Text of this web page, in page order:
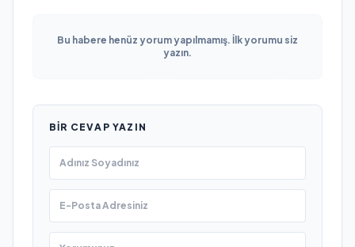
Bu habere henüz yorum yapılmamış. İlk yorumu siz
yazın.
BIR CEVAP YAZIN